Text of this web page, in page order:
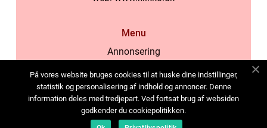
Menu
Annonsering
Cookies
Kontakta oss
Sitemap
På vores website bruges cookies til at huske dine indstillinger,
statistik og personalisering af indhold og annoncer. Denne
information deles med tredjepart. Ved fortsat brug af websiden
godkender du cookiepolitikken.